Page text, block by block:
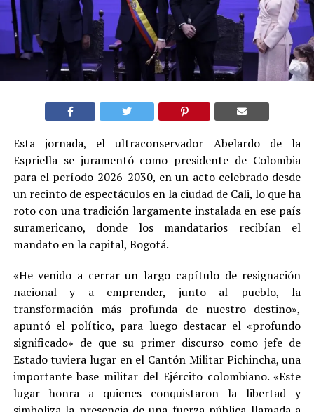
Esta jornada, el ultraconservador Abelardo de la
Espriella se juramentó como presidente de Colombia
para el período 2026-2030, en un acto celebrado desde
un recinto de espectáculos en la ciudad de Cali, lo que ha
roto con una tradición largamente instalada en ese país
suramericano, donde los mandatarios recibían el
mandato en la capital, Bogotá.
«He venido a cerrar un largo capítulo de resignación
nacional y a emprender, junto al pueblo, la
transformación más profunda de nuestro destino»,
apuntó el político, para luego destacar el «profundo
significado» de que su primer discurso como jefe de
Estado tuviera lugar en el Cantón Militar Pichincha, una
importante base militar del Ejército colombiano. «Este
lugar honra a quienes conquistaron la libertad y